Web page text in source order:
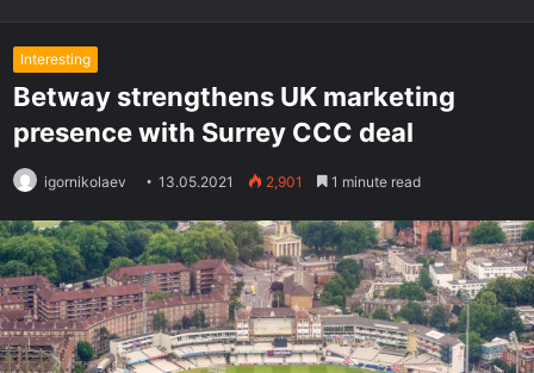
Interesting
Betway strengthens UK marketing
presence with Surrey CCC deal
igornikolaev 13.05.2021 2,901 1 minute read